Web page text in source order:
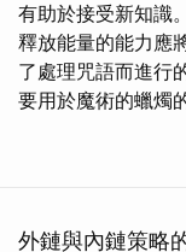
有助於接受新知識
釋放能量的能力應
了處理咒語而進行
要用於魔術的蠟燭
外鏈與內鏈策略